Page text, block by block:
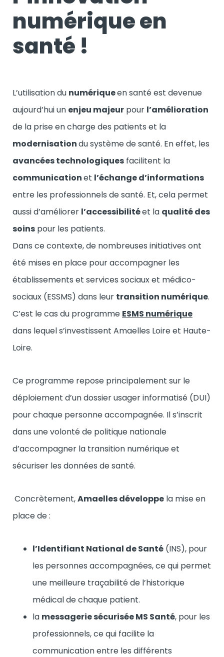
numérique en
santé !
L’utilisation du numériqueen santé est devenue
aujourd’hui un enjeu majeur pour l’amélioration
de la prise en charge des patients et la
modernisationdu système de santé. En effet, les
avancées technologiques facilitent la
communicationet l’échange d’informations
entre les professionnels de santé. Et, cela permet
aussi d’améliorer l’accessibilitéet la qualité des
soins pour les patients.
Dans ce contexte, de nombreuses initiatives ont
été mises en place pour accompagner les
établissements et services sociaux et médico-
sociaux (ESSMS) dans leur transition numérique.
C’est le cas du programme ESMS numérique
dans lequel s’investissent Amaelles Loire et Haute-
Loire.
Ce programme repose principalement sur le
déploiement d’un dossier usager informatisé (DUI)
pour chaque personne accompagnée. Il s’inscrit
dans une volonté de politique nationale
d’accompagner la transition numérique et
sécuriser les données de santé.
Concrètement,Amaelles développe la mise en
place de :
l’Identifiant National de Santé (INS), pour
les personnes accompagnées, ce qui permet
une meilleure traçabilité de l’historique
médical de chaque patient.
la messagerie sécurisée MS Santé, pour les
professionnels, ce qui facilite la
communication entre les différents